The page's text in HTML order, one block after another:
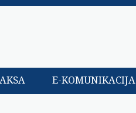
E-KOMUNIKACIJA